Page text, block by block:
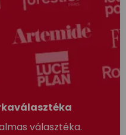
választéka.